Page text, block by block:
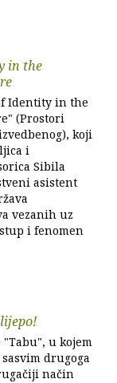
in the
Identity in the
(Prostori
koji
i
Sibila
asistent
vezanih uz
i fenomen
u kojem
drugoga
način